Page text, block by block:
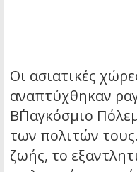
Οι ασιατικές
αναπτύχθηκαν
Β΄Παγκόσμιο
των πολιτών
ζωής, το